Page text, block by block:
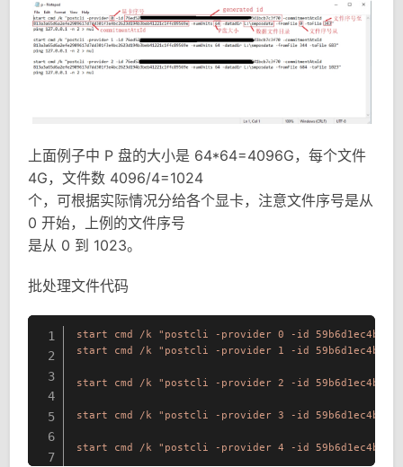
上面例子中 P 盘的大小是 64*64=4096G，每个文件
4G，文件数 4096/4=1024
个，可根据实际情况分给各个显卡，注意文件序号是从
0 开始，上例的文件序号
是从 0 到 1023。
批处理文件代码
1
2
3
4
5
6
7
start cmd /k "postcli -provider 0 -id
start
cmd /k "postcli -provider 1 -id
start cmd /k "postcli -provider 2 -id
start cmd /k "postcli -provider 3 -id
start cmd /k "postcli -provider 4 -id